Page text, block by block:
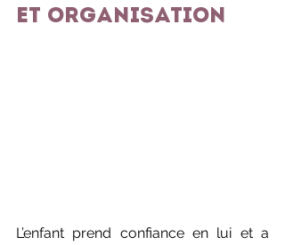
et organisation
L’enfant prend confiance en lui et a